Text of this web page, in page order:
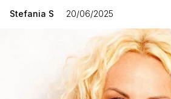
Stefania S 20/06/2025